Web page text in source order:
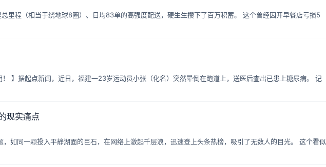
程（相当于绕地球8圈）、日均83单的高强度配送，硬生生攒下了百万积蓄。 这个曾经因开早餐店亏损5
】据起点新闻，近日，福建一23岁运动员小张（化名）突然晕倒在跑道上，送医后查出已患上糖尿病。 记
现实痛点
如同一颗投入平静湖面的巨石，在网络上激起千层浪，迅速登上头条热榜，吸引了无数人的目光。 这个看似